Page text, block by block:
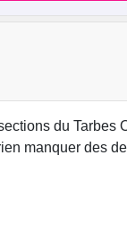
du Tarbes
manquer des